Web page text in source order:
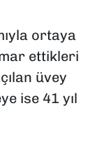
ortaya
ettikleri
üvey
ise 41 yıl